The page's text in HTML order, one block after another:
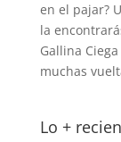
en el pajar?
la
Gallina
muchas
Lo +